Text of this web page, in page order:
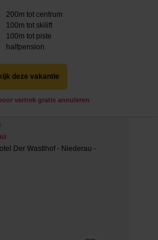
200m tot centrum
100m tot skilift
100m tot piste
halfpension
deze vakantie
vertrek gratis annuleren